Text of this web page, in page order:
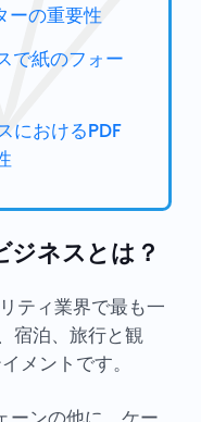
ーの重要性
で紙のフォー
におけるPDF
ジネスとは？
ティ業界で最も一
宿泊、旅行と観
メントです。